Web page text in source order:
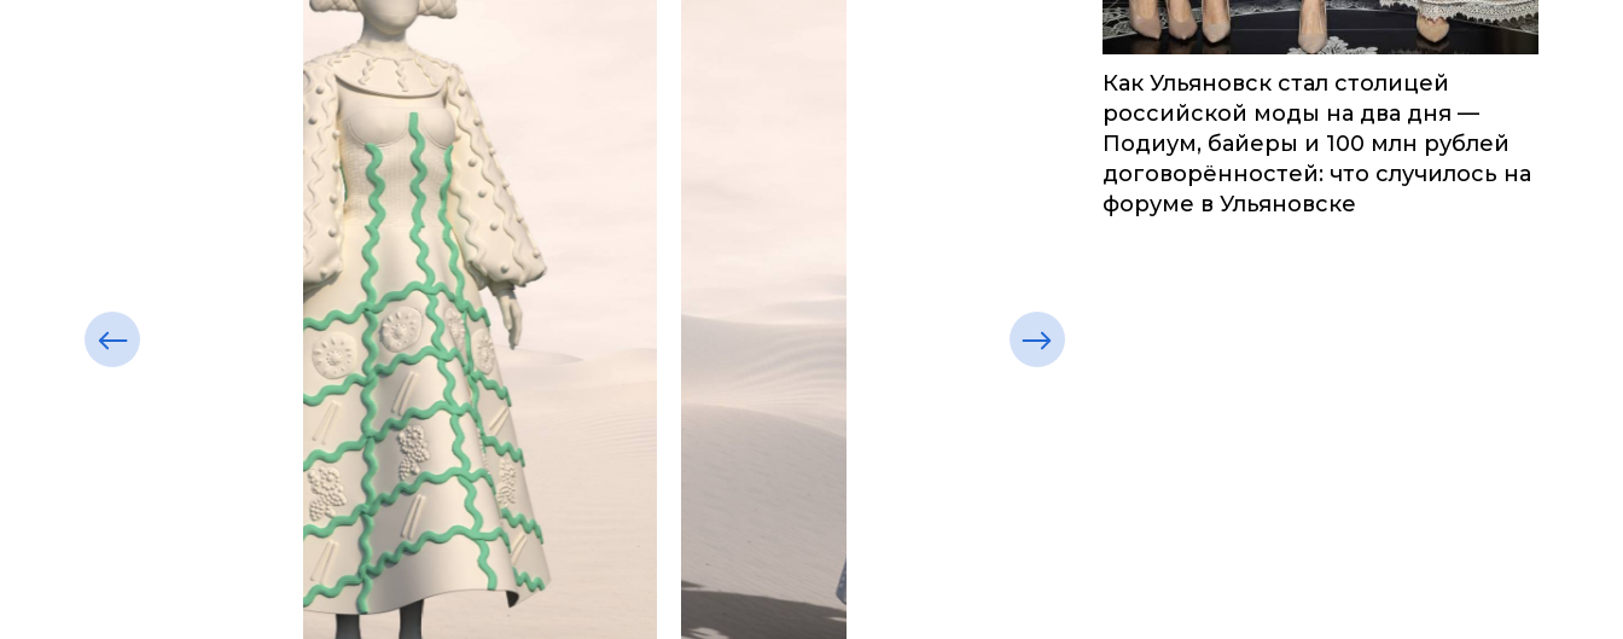
Как Ульяновск стал столицей
российской моды на два дня —
Подиум, байеры и 100 млн рублей
договорённостей: что случилось на
форуме в Ульяновске